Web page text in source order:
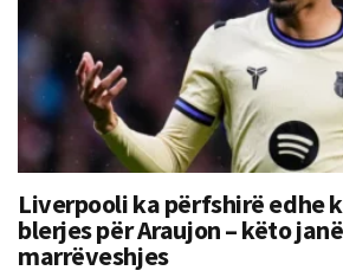
Liverpooli ka përfshirë edhe
blerjes për Araujon – këto
marrëveshjes